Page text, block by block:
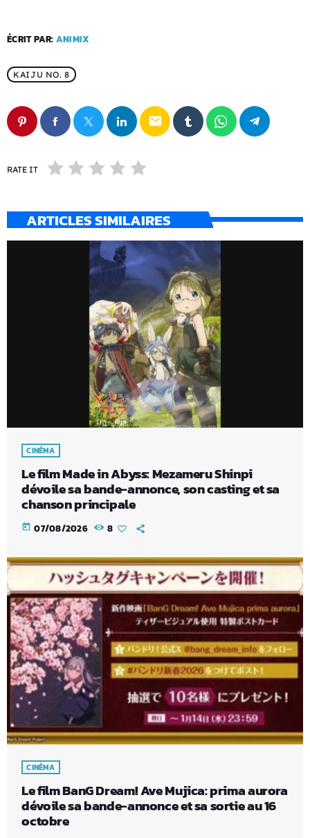
ÉCRIT PAR: ANIMIX
KAIJU NO. 8
email
RATE IT
ARTICLES SIMILAIRES
CINÉMA
Le film Made in Abyss: Mezameru Shinpi
dévoile sa bande-annonce, son casting et sa
chanson principale
today 07/08/2026 8
CINÉMA
Le film BanG Dream! Ave Mujica: prima aurora
dévoile sa bande-annonce et sa sortie au 16
octobre